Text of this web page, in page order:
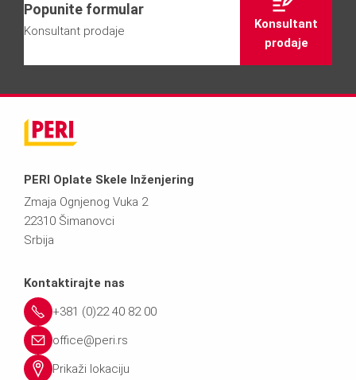
Popunite formular
Konsultant prodaje
Konsultant
prodaje
PERI Oplate Skele Inženjering
Zmaja Ognjenog Vuka 2
22310 Šimanovci
Srbija
Kontaktirajte nas
+381 (0)22 40 82 00
office@peri.rs
Prikaži lokaciju